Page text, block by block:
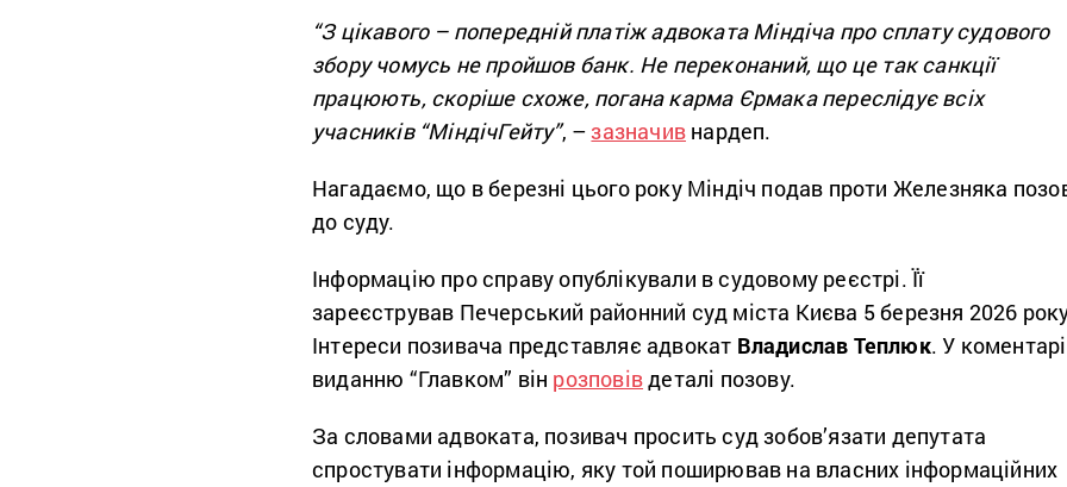
“З цікавого – попередній платіж адвоката Міндіча про сплату судового
збору чомусь не пройшов банк. Не переконаний, що це так санкції
працюють, скоріше схоже, погана карма Єрмака переслідує всіх
учасників “МіндічГейту”, –зазначив нардеп.
Нагадаємо, що в березні цього року Міндіч подав проти Железняка
до суду.
Інформацію про справу опублікували в судовому реєстрі. Її
зареєстрував Печерський районний суд міста Києва 5 березня 2026
Інтереси позивача представляє адвокат Владислав Теплюк. У коментарі
виданню “Главком” він розповівдеталі позову.
За словами адвоката, позивач просить суд зобов’язати депутата
спростувати інформацію, яку той поширював на власних інформаційних